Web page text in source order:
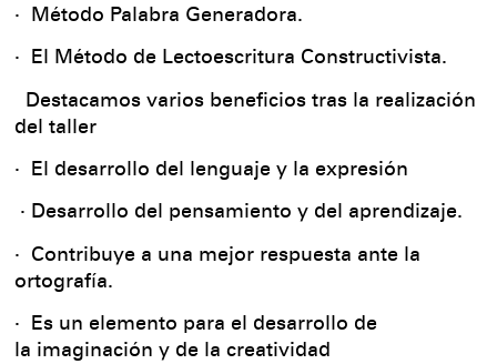
· Método Palabra Generadora.
· El Método de Lectoescritura Constructivista.
Destacamos varios beneficios tras la realización
del taller
· El desarrollo del lenguaje y la expresión
· Desarrollo del pensamiento y del aprendizaje.
· Contribuye a una mejor respuesta ante la
ortografía.
· Es un elemento para el desarrollo de
la imaginación y de la creatividad